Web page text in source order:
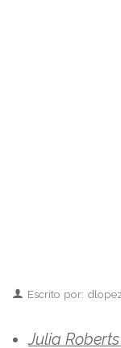
Escrito por:
Julia